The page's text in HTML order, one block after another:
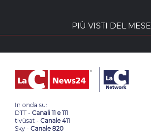
PIÙ VISTI DEL MESE
In onda su:
DTT - Canali 11 e 111
tivùsat - Canale 411
Sky - Canale 820